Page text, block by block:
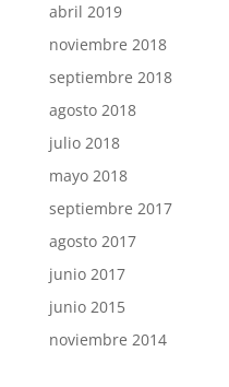
abril 2019
noviembre 2018
septiembre 2018
agosto 2018
julio 2018
mayo 2018
septiembre 2017
agosto 2017
junio 2017
junio 2015
noviembre 2014